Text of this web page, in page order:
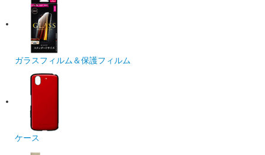
ガラスフィルム＆保護フィルム
ケース